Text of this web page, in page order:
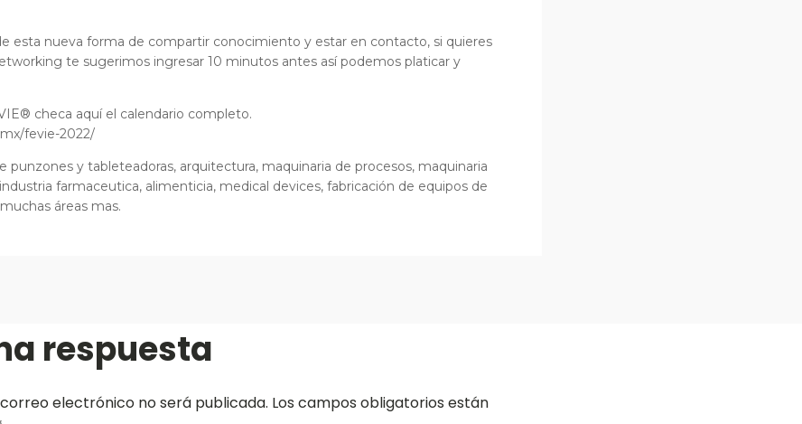
esta nueva forma de compartir conocimiento y estar en contacto, si quieres
te sugerimos ingresar 10 minutos antes así podemos platicar y
checa aquí el calendario completo.
fevie-2022/
punzones y tableteadoras, arquitectura, maquinaria de procesos, maquinaria
farmaceutica, alimenticia, medical devices, fabricación de equipos de
áreas mas.
respuesta
electrónico no será publicada. Los campos obligatorios están